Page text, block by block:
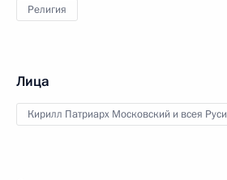
Религия
Лица
Кирилл Патриарх Московский и всея Руси